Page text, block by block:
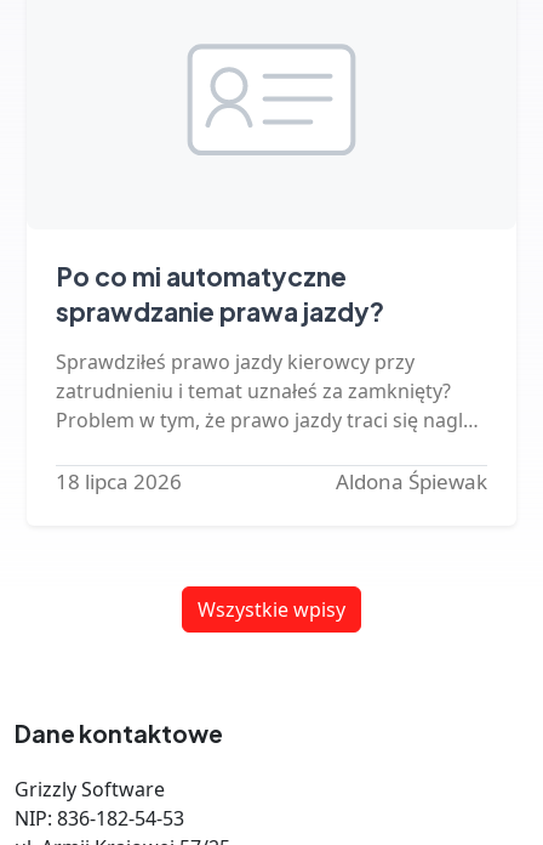
Po co mi automatyczne
sprawdzanie prawa jazdy?
Sprawdziłeś prawo jazdy kierowcy przy
zatrudnieniu i temat uznałeś za zamknięty?
Problem w tym, że prawo jazdy traci się nagle -
uprawnień przychodzi do firmy.…
18 lipca 2026 Aldona Śpiewak
Wszystkie wpisy
Dane kontaktowe
Grizzly Software
NIP: 836-182-54-53